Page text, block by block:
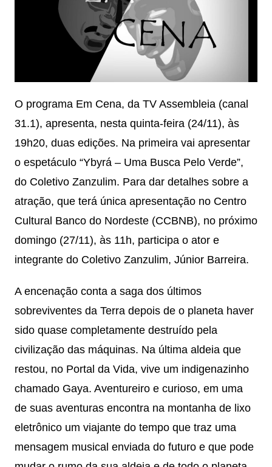
O programa Em Cena, da TV Assembleia (canal
31.1), apresenta, nesta quinta-feira (24/11), às
19h20, duas edições. Na primeira vai apresentar
o espetáculo “Ybyrá – Uma Busca Pelo Verde”,
do Coletivo Zanzulim. Para dar detalhes sobre a
atração, que terá única apresentação no Centro
Cultural Banco do Nordeste (CCBNB), no próximo
domingo (27/11), às 11h, participa o ator e
integrante do Coletivo Zanzulim, Júnior Barreira.
A encenação conta a saga dos últimos
sobreviventes da Terra depois de o planeta haver
sido quase completamente destruído pela
civilização das máquinas. Na última aldeia que
restou, no Portal da Vida, vive um indigenazinho
chamado Gaya. Aventureiro e curioso, em uma
de suas aventuras encontra na montanha de lixo
eletrônico um viajante do tempo que traz uma
mensagem musical enviada do futuro e que pode